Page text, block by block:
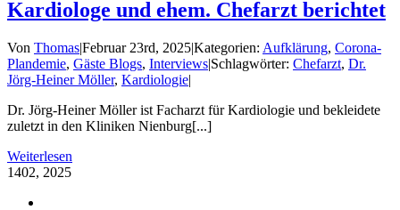
Kardiologe und ehem. Chefarzt berichtet
Von Thomas|Februar 23rd, 2025|Kategorien: Aufklärung, Corona-
Plandemie, Gäste Blogs, Interviews|Schlagwörter: Chefarzt, Dr.
Jörg-Heiner Möller, Kardiologie|
Dr. Jörg-Heiner Möller ist Facharzt für Kardiologie und bekleidete
zuletzt in den Kliniken Nienburg[...]
Weiterlesen
1402, 2025